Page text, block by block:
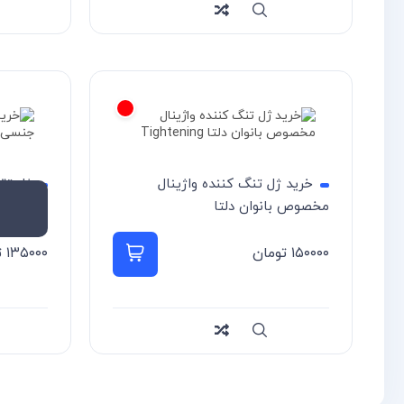
Compare
خرید ژل تنگ کننده واژینال
مخصوص بانوان دلتا
۱۵۰۰۰۰ تومان
افزودن به سبد خرید
Compare
ژل
۱۳۵۰۰۰